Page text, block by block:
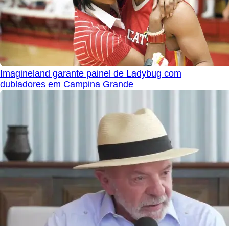
Imagineland garante painel de Ladybug com
dubladores em Campina Grande